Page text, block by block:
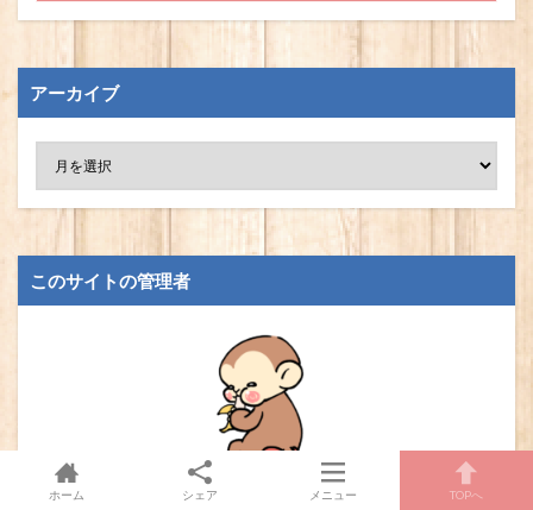
アーカイブ
このサイトの管理者
ホーム シェア メニュー TOPへ